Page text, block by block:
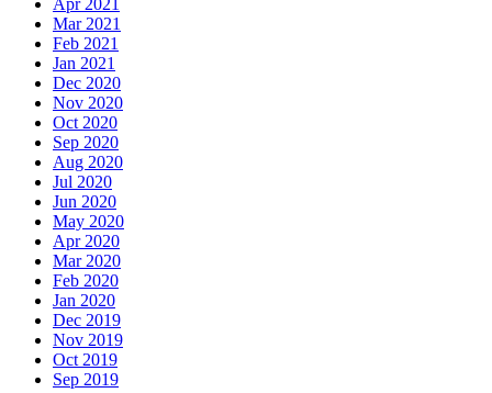
Mar 2021
Feb 2021
Jan 2021
Dec 2020
Nov 2020
Oct 2020
Sep 2020
Aug 2020
Jul 2020
Jun 2020
May 2020
Apr 2020
Mar 2020
Feb 2020
Jan 2020
Dec 2019
Nov 2019
Oct 2019
Sep 2019